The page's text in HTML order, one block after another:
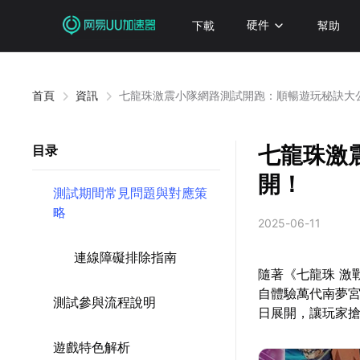
下載 硬件 幫助
首頁 資訊 七龍珠激震小隊網路測試開跑：順暢遊玩秘訣大
目录
測試期間常見問題與對應策
略
連線障礙排除指南
測試參與流程說明
遊戲特色解析
七龍珠激
開！
2025-06-11
隨著《七龍珠 激
自體驗萬代南夢
日展開，讓玩家